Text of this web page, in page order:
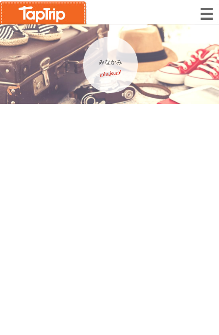
みなかみ
minakami